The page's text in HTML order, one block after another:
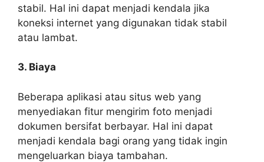
stabil. Hal ini dapat menjadi kendala jika
koneksi internet yang digunakan tidak stabil
atau lambat.
3. Biaya
Beberapa aplikasi atau situs web yang
menyediakan fitur mengirim foto menjadi
dokumen bersifat berbayar. Hal ini dapat
menjadi kendala bagi orang yang tidak ingin
mengeluarkan biaya tambahan.